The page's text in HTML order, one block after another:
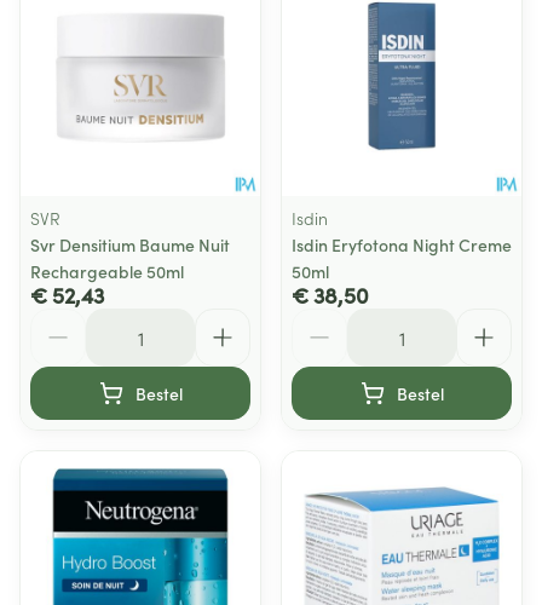
SVR
Svr Densitium Baume Nuit
Rechargeable 50ml
€ 52,43
Bestel
Isdin
Isdin Eryfotona Night Creme
50ml
€ 38,50
Bestel